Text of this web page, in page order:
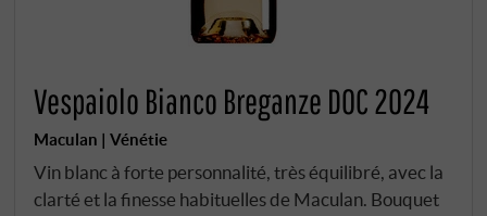
Vespaiolo Bianco Breganze DOC 2024
Maculan | Vénétie
Vin blanc à forte personnalité, très équilibré, avec la
clarté et la finesse habituelles de Maculan. Bouquet